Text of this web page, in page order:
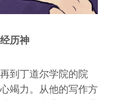
历神
到丁道尔学院的院
竭力。从他的写作方